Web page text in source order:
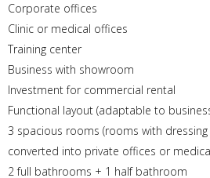
Corporate offices
Clinic or medical offices
Training center
Business with showroom
Investment for commercial rental
Functional layout (adaptable to
3 spacious rooms (rooms with
converted into private offices or
2 full bathrooms + 1 half bathroom